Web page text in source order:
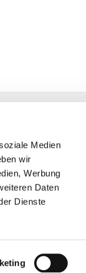
Medien
wir
Werbung
Daten
Dienste